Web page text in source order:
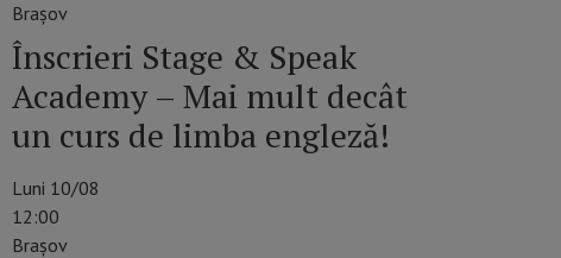
Braşov
Înscrieri Stage & Speak
Academy – Mai mult decât
un curs de limba engleză!
Luni 10/08
12:00
Brașov